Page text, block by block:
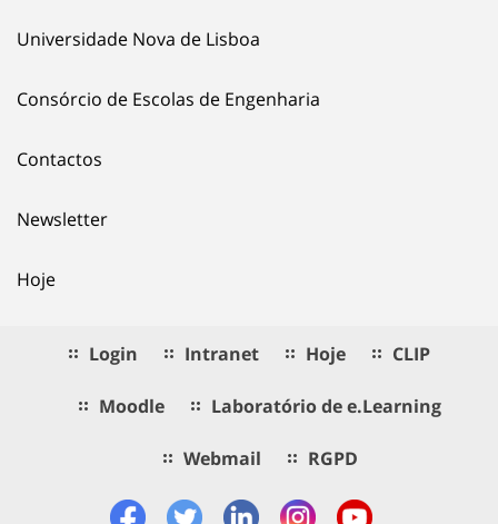
Universidade Nova de Lisboa
Consórcio de Escolas de Engenharia
Contactos
Newsletter
Hoje
Login Intranet Hoje CLIP
Moodle Laboratório de e.Learning
Webmail RGPD